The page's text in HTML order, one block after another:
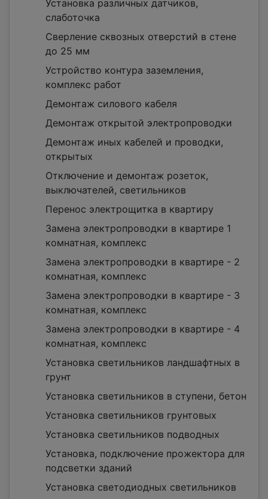
Установка различных датчиков,
слаботочка
Сверление сквозных отверстий в стене
до 25 мм
Устройство контура заземления,
комплекс работ
Демонтаж силового кабеля
Демонтаж открытой электропроводки
Демонтаж иных кабелей и проводки,
открытых
Отключение и демонтаж розеток,
выключателей, светильников
Перенос электрощитка в квартиру
Замена электропроводки в квартире 1
комнатная, комплекс
Замена электропроводки в квартире - 2
комнатная, комплекс
Замена электропроводки в квартире - 3
комнатная, комплекс
Замена электропроводки в квартире - 4
комнатная, комплекс
Установка светильников ландшафтных в
грунт
Установка светильников в ступени, бетон
Установка светильников грунтовых
Установка светильников подводных
Установка, подключение прожектора для
подсветки зданий
Установка светодиодных светильников